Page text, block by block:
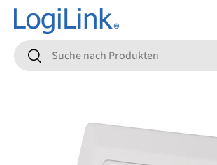
Direkt zum Inhalt
Suchen
Suchen
Zu Produktinformationen springen